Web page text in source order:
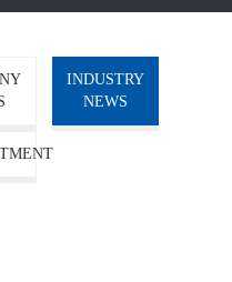
INDUSTRY
NEWS